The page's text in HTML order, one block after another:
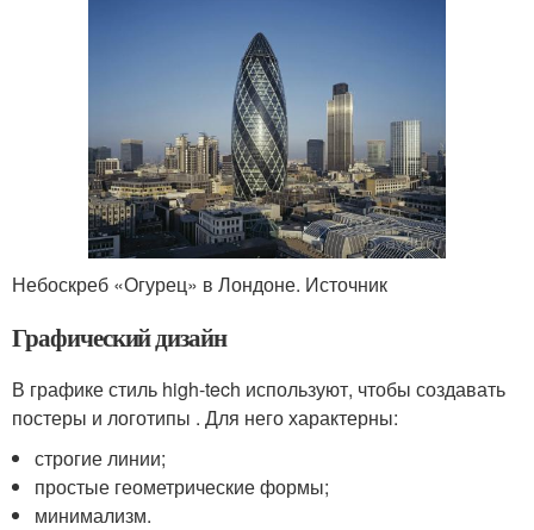
Небоскреб «Огурец» в Лондоне. Источник
Графический дизайн
В графике стиль high-tech используют, чтобы создавать
постеры и логотипы . Для него характерны:
строгие линии;
простые геометрические формы;
минимализм.